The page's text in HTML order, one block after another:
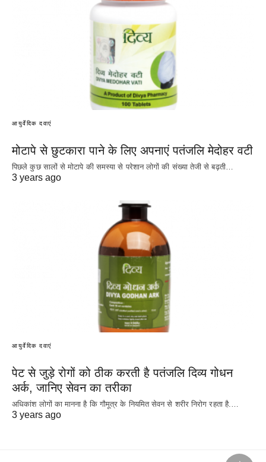
आयुर्वेदिक दवाएं
मोटापे से छुटकारा पाने के लिए अपनाएं पतंजलि मेदोहर वटी
पिछले कुछ सालों से मोटापे की समस्या से परेशान लोगों की संख्या तेजी से बढ़ती…
3 years ago
आयुर्वेदिक दवाएं
पेट से जुड़े रोगों को ठीक करती है पतंजलि दिव्य गोधन
अर्क, जानिए सेवन का तरीका
अधिकांश लोगों का मानना है कि गौमूत्र के नियमित सेवन से शरीर निरोग रहता है.…
3 years ago